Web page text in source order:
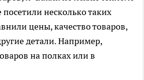
несколько таких
цены, качество товаров,
детали. Например,
на полках или в